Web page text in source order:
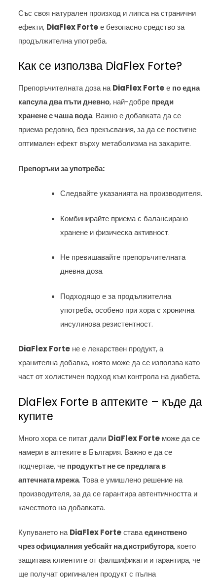
Със своя натурален произход и липса на странични
ефекти, DiaFlex Forteе безопасно средство за
продължителна употреба.
Как се използва DiaFlex Forte?
Препоръчителната доза наDiaFlex Forteе по една
капсула два пъти дневно, най-добре преди
хранене с чаша вода. Важно е добавката да се
приема редовно, без прекъсвания, за да се постигне
оптимален ефект върху метаболизма на захарите.
Препоръки за употреба:
Следвайте указанията на производителя.
Комбинирайте приема с балансирано
хранене и физическа активност.
Не превишавайте препоръчителната
дневна доза.
Подходящо е за продължителна
употреба, особено при хора с хронична
инсулинова резистентност.
DiaFlex Forte не е лекарствен продукт, а
хранителна добавка, която може да се използва като
част от холистичен подход към контрола на диабета.
DiaFlex Forte в аптеките – къде да
купите
Много хора се питат дали DiaFlex Forte може да се
намери в аптеките в България. Важно е да се
подчертае, че продуктът не се предлага в
аптечната мрежа. Това е умишлено решение на
производителя, за да се гарантира автентичността и
качеството на добавката.
Купуването наDiaFlex Forteставаединствено
чрез официалния уебсайт на дистрибутора, което
защитава клиентите от фалшификати и гарантира, че
ще получат оригинален продукт с пълна